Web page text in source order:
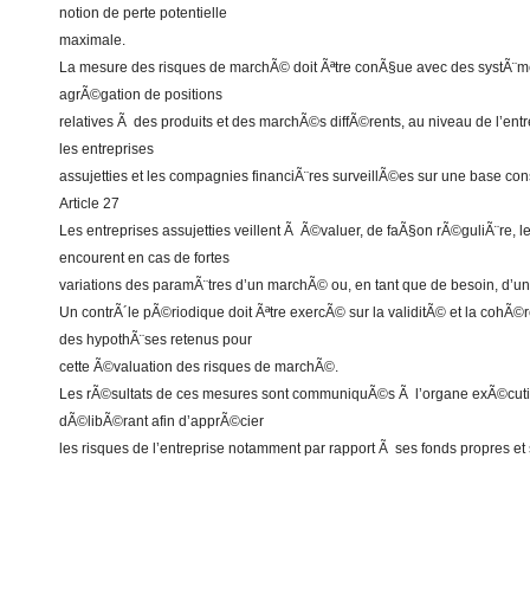
notion de perte potentielle
maximale.
La mesure des risques de marchÃ© doit Ãªtre conÃ§ue avec des
agrÃ©gation de positions
relatives Ã des produits et des marchÃ©s diffÃ©rents, au niveau de
les entreprises
assujetties et les compagnies financiÃ¨res surveillÃ©es sur une base
Article 27
Les entreprises assujetties veillent Ã Ã©valuer, de faÃ§on rÃ©guliÃ¨re,
encourent en cas de fortes
variations des paramÃ¨tres d’un marchÃ© ou, en tant que de besoin,
Un contrÃ´le pÃ©riodique doit Ãªtre exercÃ© sur la validitÃ© et la
des hypothÃ¨ses retenus pour
cette Ã©valuation des risques de marchÃ©.
Les rÃ©sultats de ces mesures sont communiquÃ©s Ã l’organe
dÃ©libÃ©rant afin d’apprÃ©cier
les risques de l’entreprise notamment par rapport Ã ses fonds propres